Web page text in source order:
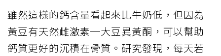
雖然這樣的鈣含量看起來比牛奶低，但因為
黃豆有天然雌激素─大豆異黃酮，可以幫助
鈣質更好的沉積在骨質。研究發現，每天若